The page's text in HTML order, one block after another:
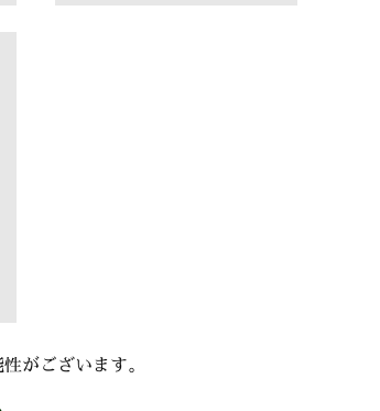
がございます。